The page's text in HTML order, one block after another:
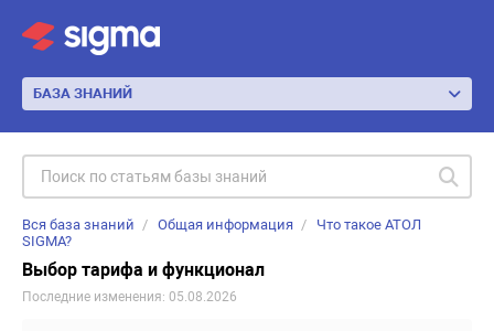
БАЗА ЗНАНИЙ
Вся база знаний Общая информация
Что такое АТОЛ
SIGMA?
Выбор тарифа и функционал
Последние изменения: 05.08.2026